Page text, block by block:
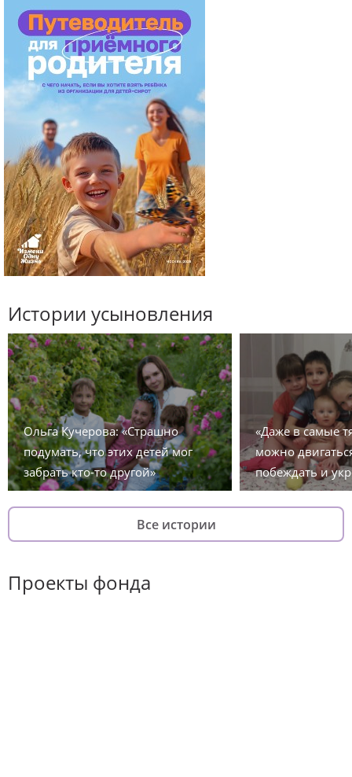
Истории усыновления
Ольга Кучерова: «Страшно
подумать, что этих детей мог
забрать кто-то другой»
«Даже в самые
можно
побеждать и
Все истории
Проекты фонда